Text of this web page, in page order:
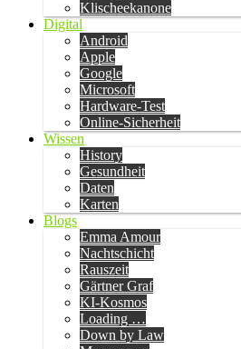
Klischeekanone
Digital
Android
Apple
Google
Microsoft
Hardware-Test
Online-Sicherheit
Wissen
History
Gesundheit
Daten
Karten
Blogs
Emma Amour
Nachtschicht
Rauszeit
Gärtner Graf
KI-Kosmos
Loading …
Down by Law